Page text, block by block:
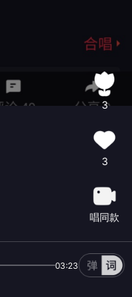
3
3
唱同款
03:23